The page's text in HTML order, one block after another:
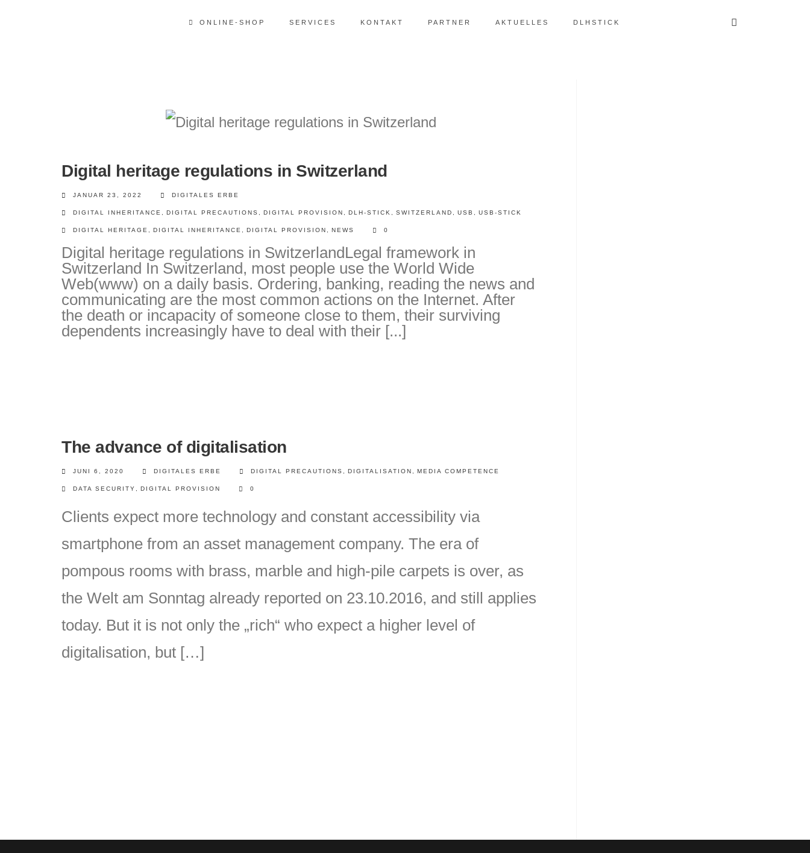
ONLINE-SHOP SERVICES KONTAKT PARTNER AKTUELLES DLHSTICK
Digital heritage regulations in Switzerland
JANUAR 23, 2022 DIGITALES ERBE
DIGITAL INHERITANCE DIGITAL PRECAUTIONS DIGITAL PROVISION DLH-STICK SWITZERLAND USB USB-STICK
DIGITAL HERITAGE DIGITAL INHERITANCE DIGITAL PROVISION NEWS 0
Digital heritage regulations in SwitzerlandLegal framework in
Switzerland In Switzerland, most people use the World Wide
Web(www) on a daily basis. Ordering, banking, reading the news and
communicating are the most common actions on the Internet. After
the death or incapacity of someone close to them, their surviving
dependents increasingly have to deal with their [...]
The advance of digitalisation
JUNI 6, 2020 DIGITALES ERBE DIGITAL PRECAUTIONS DIGITALISATION MEDIA COMPETENCE
DATA SECURITY DIGITAL PROVISION 0
Clients expect more technology and constant accessibility via
smartphone from an asset management company. The era of
pompous rooms with brass, marble and high-pile carpets is over, as
the Welt am Sonntag already reported on 23.10.2016, and still applies
today. But it is not only the „rich“ who expect a higher level of
digitalisation, but […]